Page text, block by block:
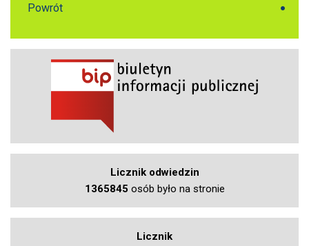
Powrót
Licznik odwiedzin
1365845 osób było na stronie
Licznik